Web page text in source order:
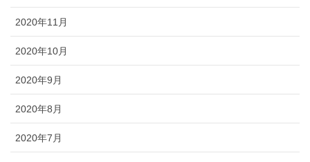
2020年11月
2020年10月
2020年9月
2020年8月
2020年7月